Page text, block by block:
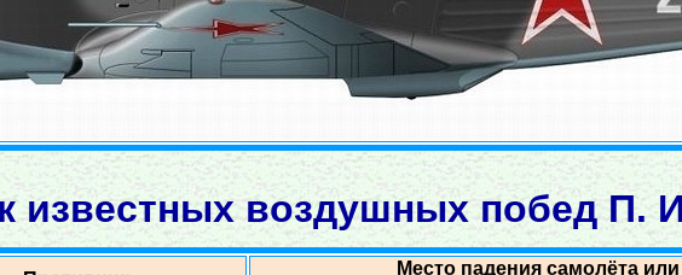
известных воздушных побед П.
Место падения самолёта или